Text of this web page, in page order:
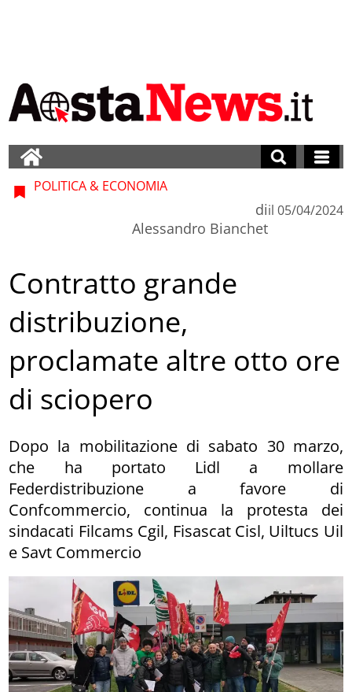
POLITICA & ECONOMIA
di
Alessandro Bianchet
il 05/04/2024
Contratto grande
distribuzione,
proclamate altre otto ore
di sciopero
Dopo la mobilitazione di sabato 30 marzo,
che ha portato Lidl a mollare
Federdistribuzione a favore di
Confcommercio, continua la protesta dei
sindacati Filcams Cgil, Fisascat Cisl, Uiltucs Uil
e Savt Commercio